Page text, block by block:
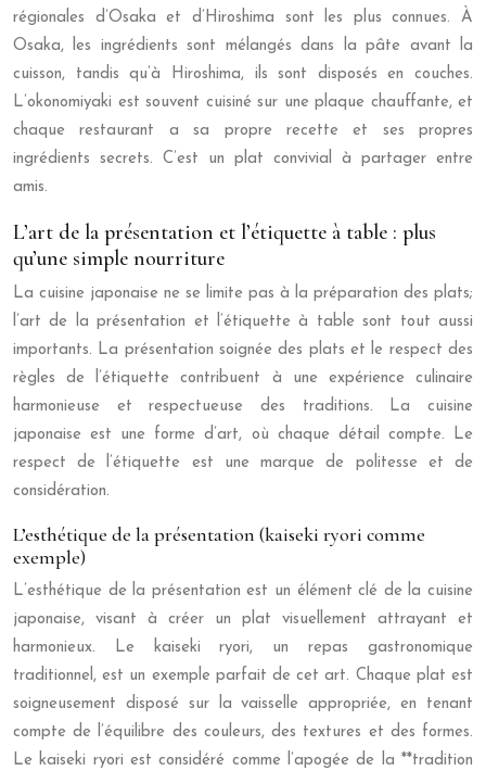
régionales d’Osaka et d’Hiroshima sont les plus connues. À
Osaka, les ingrédients sont mélangés dans la pâte avant la
cuisson, tandis qu’à Hiroshima, ils sont disposés en couches.
L’okonomiyaki est souvent cuisiné sur une plaque chauffante, et
chaque restaurant a sa propre recette et ses propres
ingrédients secrets. C’est un plat convivial à partager entre
amis.
L’art de la présentation et l’étiquette à table : plus
qu’une simple nourriture
La cuisine japonaise ne se limite pas à la préparation des plats;
l’art de la présentation et l’étiquette à table sont tout aussi
importants. La présentation soignée des plats et le respect des
règles de l’étiquette contribuent à une expérience culinaire
harmonieuse et respectueuse des traditions. La cuisine
japonaise est une forme d’art, où chaque détail compte. Le
respect de l’étiquette est une marque de politesse et de
considération.
L’esthétique de la présentation (kaiseki ryori comme
exemple)
L’esthétique de la présentation est un élément clé de la cuisine
japonaise, visant à créer un plat visuellement attrayant et
harmonieux. Le kaiseki ryori, un repas gastronomique
traditionnel, est un exemple parfait de cet art. Chaque plat est
soigneusement disposé sur la vaisselle appropriée, en tenant
compte de l’équilibre des couleurs, des textures et des formes.
Le kaiseki ryori est considéré comme l’apogée de la **tradition